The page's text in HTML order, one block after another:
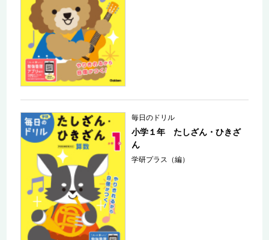
毎日のドリル
小学１年 たしざん・ひきざ
ん
学研プラス（編）